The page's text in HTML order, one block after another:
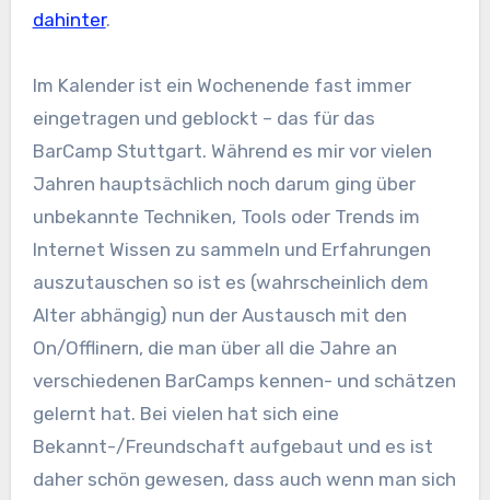
dahinter.
Im Kalender ist ein Wochenende fast immer
eingetragen und geblockt – das für das
BarCamp Stuttgart. Während es mir vor vielen
Jahren hauptsächlich noch darum ging über
unbekannte Techniken, Tools oder Trends im
Internet Wissen zu sammeln und Erfahrungen
auszutauschen so ist es (wahrscheinlich dem
Alter abhängig) nun der Austausch mit den
On/Offlinern, die man über all die Jahre an
verschiedenen BarCamps kennen- und schätzen
gelernt hat. Bei vielen hat sich eine
Bekannt-/Freundschaft aufgebaut und es ist
daher schön gewesen, dass auch wenn man sich